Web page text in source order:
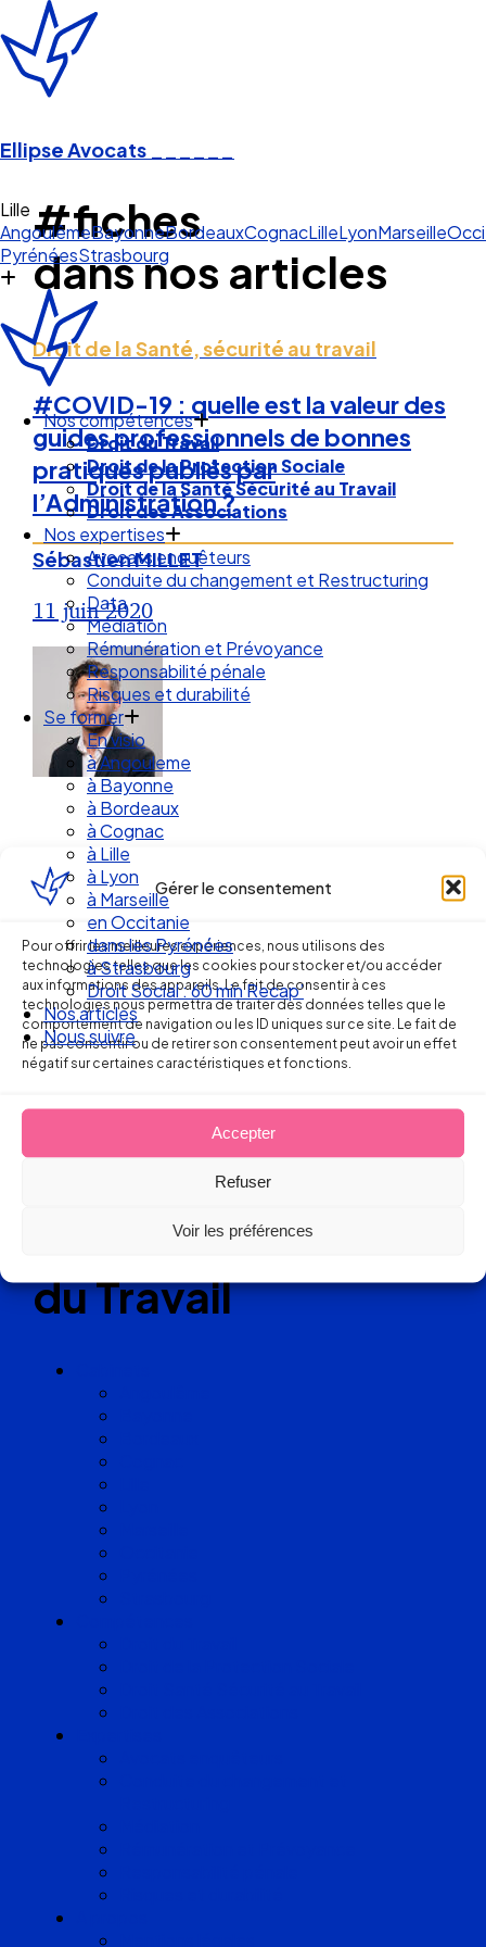
Gérer le consentement
Pour offrir les meilleures expériences, nous utilisons des
technologies telles que les cookies pour stocker et/ou accéder
aux informations des appareils. Le fait de consentir à ces
technologies nous permettra de traiter des données telles que le
comportement de navigation ou les ID uniques sur ce site. Le fait de
ne pas consentir ou de retirer son consentement peut avoir un effet
négatif sur certaines caractéristiques et fonctions.
Accepter
Refuser
Voir les préférences
Ellipse Avocats
Li
AngoulêmeBayonneBordeauxCognacLilleLyonMarseille
PyrénéesStrasbourg
Nos compétences
Droit du Travail
Droit de la Protection Sociale
Droit de la Santé Sécurité au Travail
Droit des Associations
Nos expertises
Avocats enquêteurs
Conduite du changement et Restructuring
Data
Médiation
Rémunération et Prévoyance
Responsabilité pénale
Risques et durabilité
Se former
En visio
à Angouleme
à Bayonne
à Bordeaux
à Cognac
à Lille
à Lyon
à Marseille
en Occitanie
dans les Pyrénées
à Strasbourg
Droit Social : 60 min Recap’
Nos articles
Nous suivre
#fiches
dans nos articles
Droit de la Santé, sécurité au travail
#COVID-19 : quelle est la valeur des
guides professionnels de bonnes
pratiques publiés par
l’Administration ?
Sébastien MILLET
11 juin 2020
Ellipse Avocats
Réseau
de cabinets
d’avocats
en Droit
du Travail